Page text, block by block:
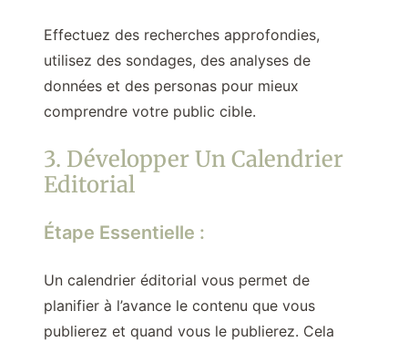
Effectuez des recherches approfondies,
utilisez des sondages, des analyses de
données et des personas pour mieux
comprendre votre public cible.
3. Développer Un Calendrier
Editorial
Étape Essentielle :
Un calendrier éditorial vous permet de
planifier à l’avance le contenu que vous
publierez et quand vous le publierez. Cela